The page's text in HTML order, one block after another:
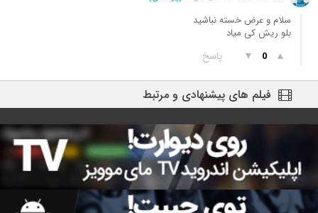
سلام و عرض خسته نباشید
بلو ریش کی میاد
▲
0
▼ پاسخ
فیلم های پیشنهادی و مرتبط